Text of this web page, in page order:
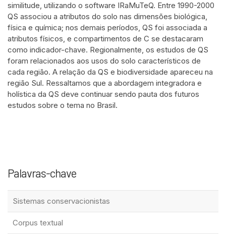
similitude, utilizando o software IRaMuTeQ. Entre 1990-2000
QS associou a atributos do solo nas dimensões biológica,
física e química; nos demais períodos, QS foi associada a
atributos físicos, e compartimentos de C se destacaram
como indicador-chave. Regionalmente, os estudos de QS
foram relacionados aos usos do solo característicos de
cada região. A relação da QS e biodiversidade apareceu na
região Sul. Ressaltamos que a abordagem integradora e
holística da QS deve continuar sendo pauta dos futuros
estudos sobre o tema no Brasil.
Palavras-chave
Sistemas conservacionistas
Corpus textual